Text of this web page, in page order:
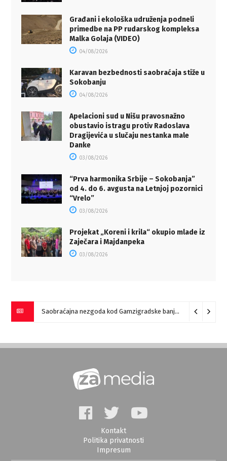
Građani i ekološka udruženja podneli
primedbe na PP rudarskog kompleksa
Malka Golaja (VIDEO)
04/08/2026
Karavan bezbednosti saobraćaja stiže u
Sokobanju
04/08/2026
Apelacioni sud u Nišu pravosnažno
obustavio istragu protiv Radoslava
Dragijevića u slučaju nestanka male
Danke
03/08/2026
“Prva harmonika Srbije – Sokobanja”
od 4. do 6. avgusta na Letnjoj pozornici
“Vrelo”
03/08/2026
Projekat „Koreni i krila“ okupio mlade iz
Zaječara i Majdanpeka
03/08/2026
Saobraćajna nezgoda kod Gamzigradske banje 05/08/2026
Kontakt
Politika privatnosti
Impresum